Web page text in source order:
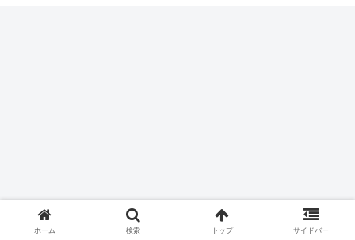
ホーム 検索 トップ サイドバー